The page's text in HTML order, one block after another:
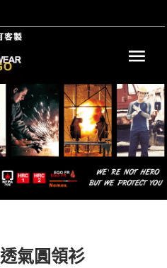
氣圓領衫